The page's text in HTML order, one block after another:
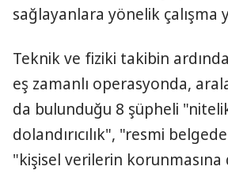
sağlayanlara yönelik çalışma
Teknik ve fiziki takibin
eş zamanlı operasyonda,
da bulunduğu 8 şüpheli
dolandırıcılık", "resmi
"kişisel verilerin korunmasına